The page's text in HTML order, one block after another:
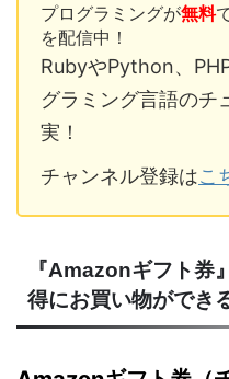
プログラミングが無料
を配信中！
RubyやPython、
グラミング言語のチ
実！
チャンネル登録はこ
『Amazonギフト券
得にお買い物ができ